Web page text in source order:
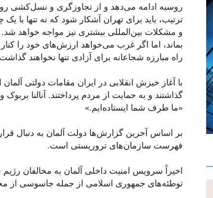
روسیه ادامه می‌دهد و از تجاوزگری و نسل‌کشی
ترتیب، باید برای تهران آشکار شود که نه تنها با
و مشکلات بین‌المللی بیشتری نیز مواجه خواهد
بماند، اما اگر غرب می‌خواهد ارزش‌های خود را کنار
راه مبارزه شجاعانه برای آزادی تنها نخواهند
با آغاز خیزش انقلابی در ایران مقامات دولتی آلمان
گذاشتند و به حمایت از مردم پرداختند. آنالنا
«ما طرف شما ایستاده‌ایم.»
بر اساس آخرین گزارش‌ها دولت آلمان به دنبال
فهرست سازمان‌های تروریستی است.
اخیراً سرویس امنیت داخلی آلمان به مخالفان
توطئه‌های جمهوری اسلامی از جمله جاسوسی از